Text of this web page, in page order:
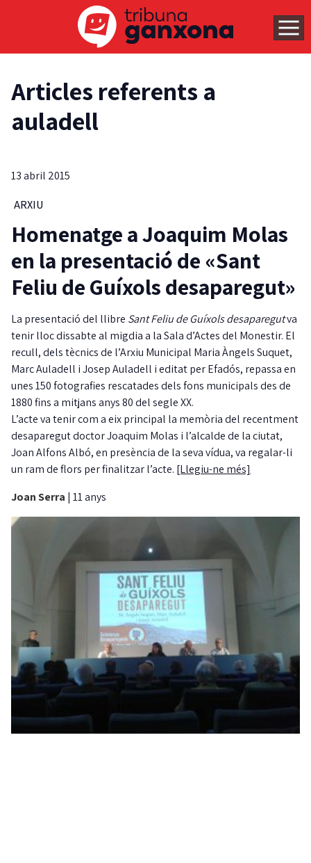
Articles referents a
auladell
13 abril 2015
ARXIU
Homenatge a Joaquim Molas
en la presentació de «Sant
Feliu de Guíxols desaparegut»
La presentació del llibre Sant Feliu de Guíxols desaparegutva
tenir lloc dissabte al migdia a la Sala d’Actes del Monestir. El
recull, dels tècnics de l’Arxiu Municipal Maria Àngels Suquet,
Marc Auladell i Josep Auladell i editat per Efadós, repassa en
unes 150 fotografies rescatades dels fons municipals des de
1880 fins a mitjans anys 80 del segle XX.
L’acte va tenir com a eix principal la memòria del recentment
desaparegut doctor Joaquim Molas i l’alcalde de la ciutat,
Joan Alfons Albó, en presència de la seva vídua, va regalar-li
un ram de flors per finalitzar l’acte. [Llegiu-ne més]
Joan Serra | 11 anys